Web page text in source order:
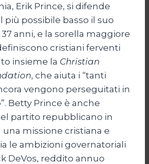
Erik Prince, si difende
possibile basso il suo
anni, e la sorella maggiore
cristiani ferventi
insieme la Christian
, che aiuta i “tanti
vengono perseguitati in
Betty Prince è anche
partito repubblicano in
una missione cristiana e
le ambizioni governatoriali
DeVos, reddito annuo